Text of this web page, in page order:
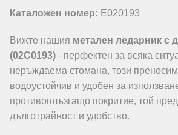
Каталожен номер: E020193
Вижте нашия метален ледарник с
(02C0193) - перфектен за всяка
неръждаема стомана, този
водоустойчив и удобен за
противоплъзгащо покритие, той
дълготрайност и удобство.